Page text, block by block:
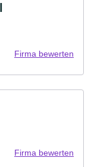
Firma bewerten
Firma bewerten